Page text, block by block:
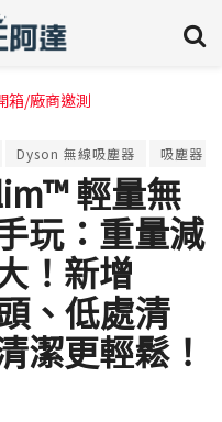
箱/廠商邀測
Dyson 無線吸塵器 吸塵器
輕量無
玩：重量減
！新增
、低處清
潔更輕鬆！